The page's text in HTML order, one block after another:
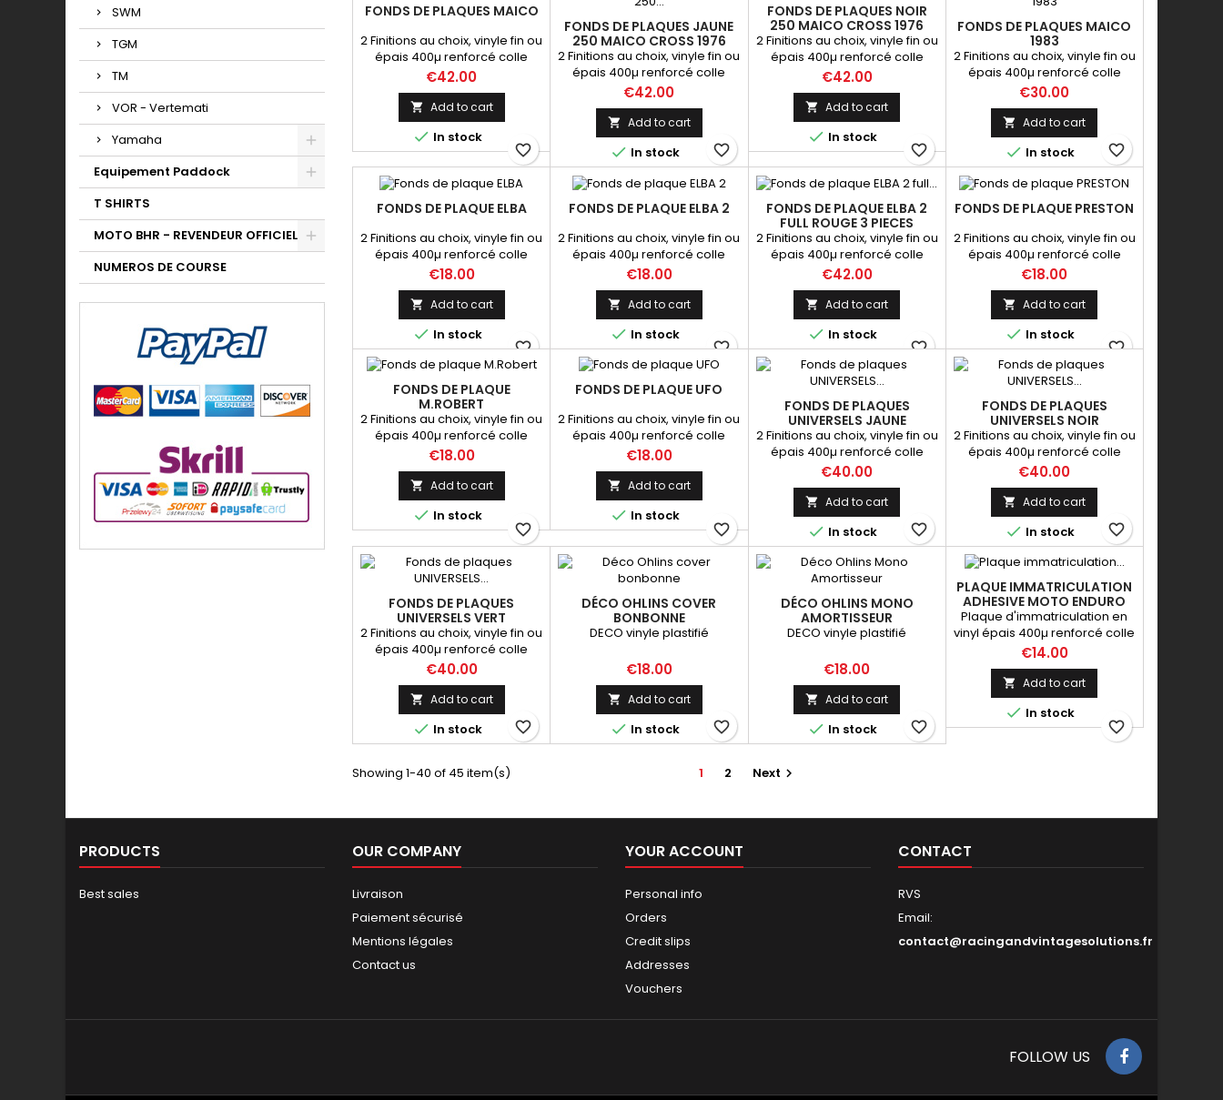
SWM
TGM
TM
VOR - Vertemati
Yamaha
Equipement Paddock
T SHIRTS
MOTO BHR - REVENDEUR OFFICIEL
NUMEROS DE COURSE
FONDS DE PLAQUES MAICO
2 Finitions au choix, vinyle fin ou
épais 400µ renforcé colle
supergrip
Price
€42.00
 Add to cart
 In stock
favorite_border
FONDS DE PLAQUES JAUNE
250 MAICO CROSS 1976
2 Finitions au choix, vinyle fin ou
épais 400µ renforcé colle
supergrip
Price
€42.00
 Add to cart
 In stock favorite_border
FONDS DE PLAQUES NOIR
250 MAICO CROSS 1976
2 Finitions au choix, vinyle fin ou
épais 400µ renforcé colle
supergrip
Price
€42.00
 Add to cart
 In stock
favorite_border
FONDS DE PLAQUES MAICO
1983
2 Finitions au choix, vinyle fin ou
épais 400µ renforcé colle
supergrip
Price
€30.00
 Add to cart
 In stock favorite_border
FONDS DE PLAQUE ELBA
2 Finitions au choix, vinyle fin ou
épais 400µ renforcé colle
supergrip
Price
€18.00
 Add to cart
 In stock
favorite_border
FONDS DE PLAQUE ELBA 2
2 Finitions au choix, vinyle fin ou
épais 400µ renforcé colle
supergrip
Price
€18.00
 Add to cart
 In stock
favorite_border
FONDS DE PLAQUE ELBA 2
FULL ROUGE 3 PIECES
2 Finitions au choix, vinyle fin ou
épais 400µ renforcé colle
supergrip
Price
€42.00
 Add to cart
 In stock
favorite_border
FONDS DE PLAQUE PRESTON
2 Finitions au choix, vinyle fin ou
épais 400µ renforcé colle
supergrip
Price
€18.00
 Add to cart
 In stock
favorite_border
FONDS DE PLAQUE
M.ROBERT
2 Finitions au choix, vinyle fin ou
épais 400µ renforcé colle
supergrip
Price
€18.00
 Add to cart
 In stock
favorite_border
FONDS DE PLAQUE UFO
2 Finitions au choix, vinyle fin ou
épais 400µ renforcé colle
supergrip
Price
€18.00
 Add to cart
 In stock
favorite_border
FONDS DE PLAQUES
UNIVERSELS JAUNE
2 Finitions au choix, vinyle fin ou
épais 400µ renforcé colle
supergrip IMPORTANT: Vous
pouvez demander vos
dimensions précises par mail
lors de votre commande sur
ce produit
Price
€40.00
 Add to cart
 In stock favorite_border
FONDS DE PLAQUES
UNIVERSELS NOIR
2 Finitions au choix, vinyle fin ou
épais 400µ renforcé colle
supergrip IMPORTANT: Vous
pouvez demander vos
dimensions précises par mail
lors de votre commande sur
ce produit
Price
€40.00
 Add to cart
 In stock favorite_border
FONDS DE PLAQUES
UNIVERSELS VERT
2 Finitions au choix, vinyle fin ou
épais 400µ renforcé colle
supergrip IMPORTANT: Vous
pouvez demander vos
dimensions précises par mail
lors de votre commande sur
ce produit
Price
€40.00
 Add to cart
 In stock favorite_border
DÉCO OHLINS COVER
BONBONNE
DECO vinyle plastifié
Price
€18.00
 Add to cart
 In stock favorite_border
DÉCO OHLINS MONO
AMORTISSEUR
DECO vinyle plastifié
Price
€18.00
 Add to cart
 In stock favorite_border
PLAQUE IMMATRICULATION
ADHESIVE MOTO ENDURO
VINTAGE (2 FORMATS AU
CHOIX) 100% PERSO
Plaque d'immatriculation en
vinyl épais 400µ renforcé colle
supergripp 2 Formats au choix
Réalisable avec les modèles
présentés, ou personnalisable
( couleur, logo, département,
inscription bas de plaque...)
Price
€14.00
 Add to cart
 In stock
favorite_border
Showing 1-40 of 45 item(s) 1 2 Next 
PRODUCTS
Best sales
OUR COMPANY
Livraison
Paiement sécurisé
Mentions légales
Contact us
YOUR ACCOUNT
Personal info
Orders
Credit slips
Addresses
Vouchers
CONTACT
RVS
Email:
contact@racingandvintagesolutions.fr
FOLLOW US